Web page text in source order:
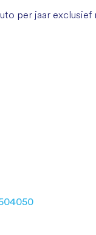
per jaar